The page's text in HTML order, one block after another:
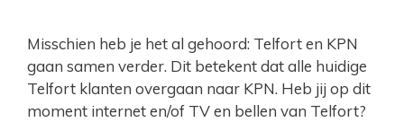
Misschien heb je het al gehoord: Telfort en KPN
gaan samen verder. Dit betekent dat alle huidige
Telfort klanten overgaan naar KPN. Heb jij op dit
moment internet en/of TV en bellen van Telfort?